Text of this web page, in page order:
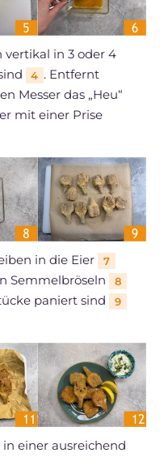
vertikal in 3 oder 4
4 . Entfernt
Messer das „Heu“
mit einer Prise
in die Eier 7
Semmelbröseln 8
paniert sind 9
einer ausreichend